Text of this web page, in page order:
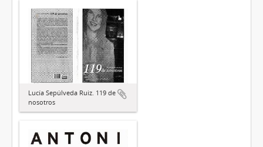
Lucía Sepúlveda Ruiz. 119 de
nosotros